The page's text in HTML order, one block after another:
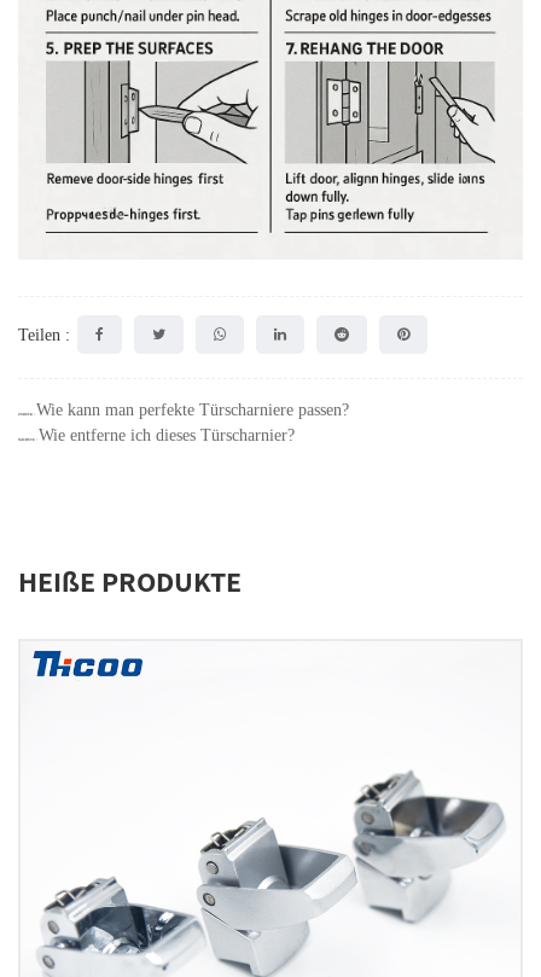
Teilen :
ZURÜCK： Wie kann man perfekte Türscharniere passen?
NÄCHSTE： Wie entferne ich dieses Türscharnier?
HEIßE PRODUKTE